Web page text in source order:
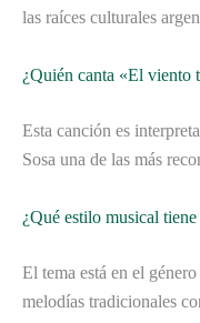
las raíces culturales
¿Quién canta «El viento
Esta canción es
Sosa una de las más
¿Qué estilo musical
El tema está en el
melodías tradicionales